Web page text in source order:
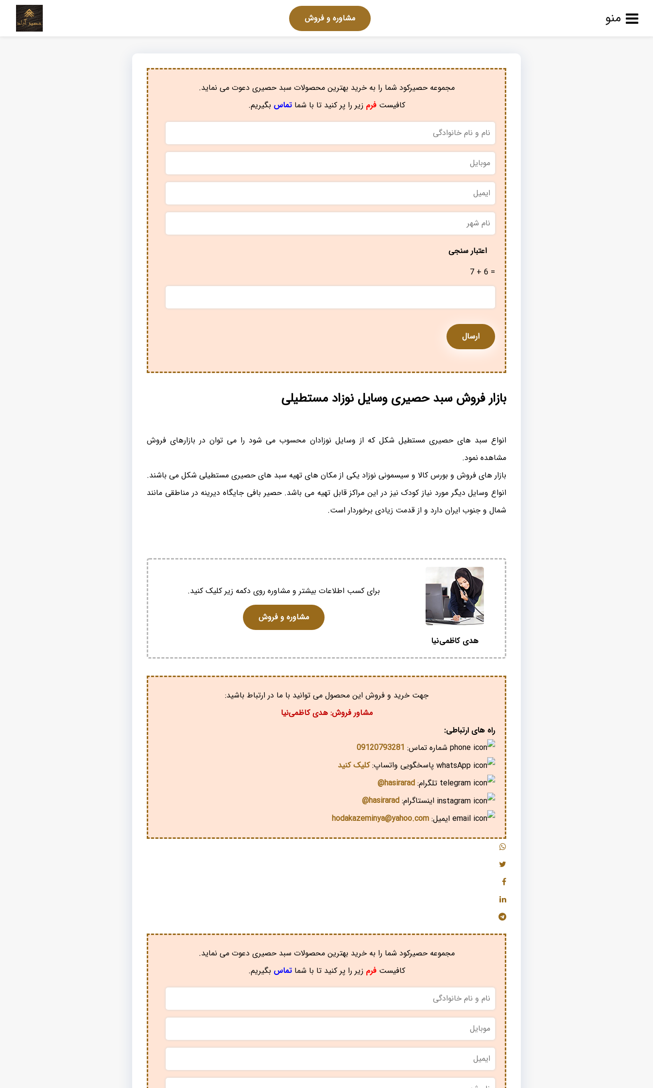
منو مشاوره و فروش
مجموعه حصیرکود شما را به خرید بهترین محصولات سبد حصیری دعوت می نماید.
کافیستفرم زیر را پر کنید تا با شماتماس بگیریم.
و
نام
خانوادگی
موبایل
ایمیل
نام
شهر
اعتبار سنجی
7 + 6 =
بازار فروش سبد حصیری وسایل نوزاد مستطیلی
انواع سبد های حصیری مستطیل شکل که از وسایل نوزادان محسوب می شود را می توان در بازارهای فروش
مشاهده نمود.
بازار های فروش و بورس کالا و سیسمونی نوزاد یکی از مکان های تهیه سبد های حصیری مستطیلی شکل می باشند.
انواع وسایل دیگر مورد نیاز کودک نیز در این مراکز قابل تهیه می باشد. حصیر بافی جایگاه دیرینه در مناطقی مانند
شمال و جنوب ایران دارد و از قدمت زیادی برخوردار است.
هدی کاظمی‌نیا
برای کسب اطلاعات بیشتر و مشاوره روی دکمه زیر کلیک کنید.
مشاوره و فروش
جهت خرید و فروش این محصول می توانید با ما در ارتباط باشید:
مشاور فروش: هدی کاظمی‌نیا
راه های ارتباطی:
شماره تماس: 09120793281
پاسخگویی واتساپ:کلیک کنید
تلگرام: hasirarad@
اینستاگرام: hasirarad@
ایمیل: hodakazeminya@yahoo.com
مجموعه حصیرکود شما را به خرید بهترین محصولات سبد حصیری دعوت می نماید.
کافیستفرم زیر را پر کنید تا با شماتماس بگیریم.
و
نام
خانوادگی
موبایل
ایمیل
نام